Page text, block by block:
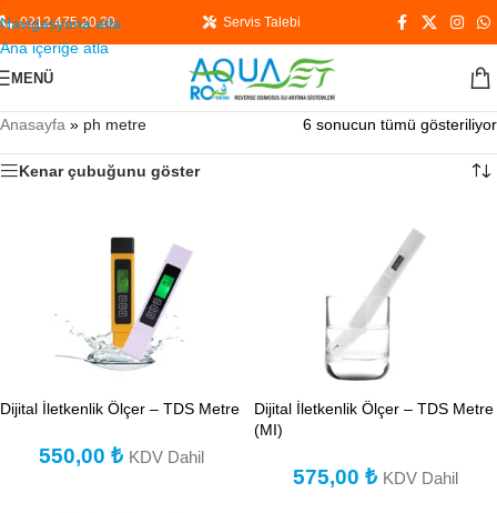
Navigasyona atla
Ana içeriğe atla
0212 475 20 20 Servis Talebi
MENÜ
Anasayfa » ph metre 6 sonucun tümü gösteriliyor
Kenar çubuğunu göster
Dijital İletkenlik Ölçer – TDS Metre
550,00 ₺ KDV Dahil
Dijital İletkenlik Ölçer – TDS Metre
(MI)
575,00 ₺ KDV Dahil